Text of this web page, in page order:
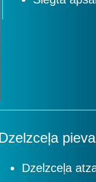
Dzelzceļa
Dzelzceļa